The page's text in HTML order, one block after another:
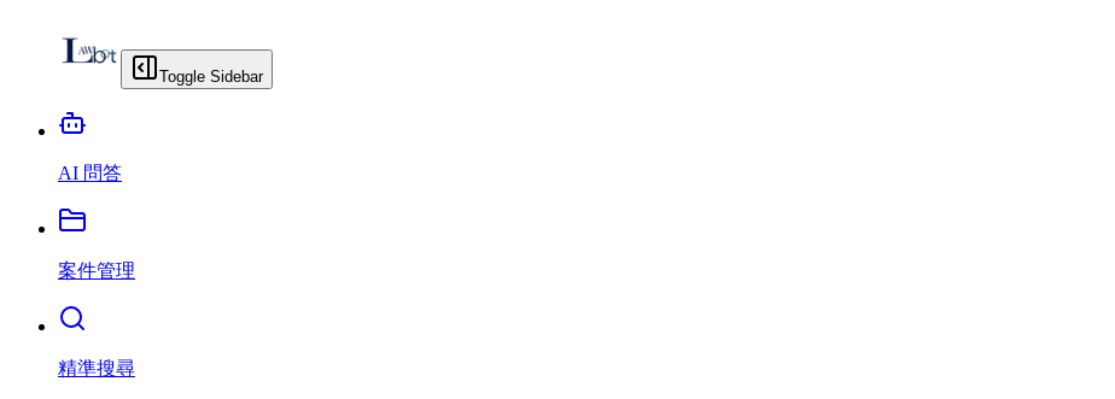
Toggle Sidebar
AI 問答
案件管理
精準搜尋